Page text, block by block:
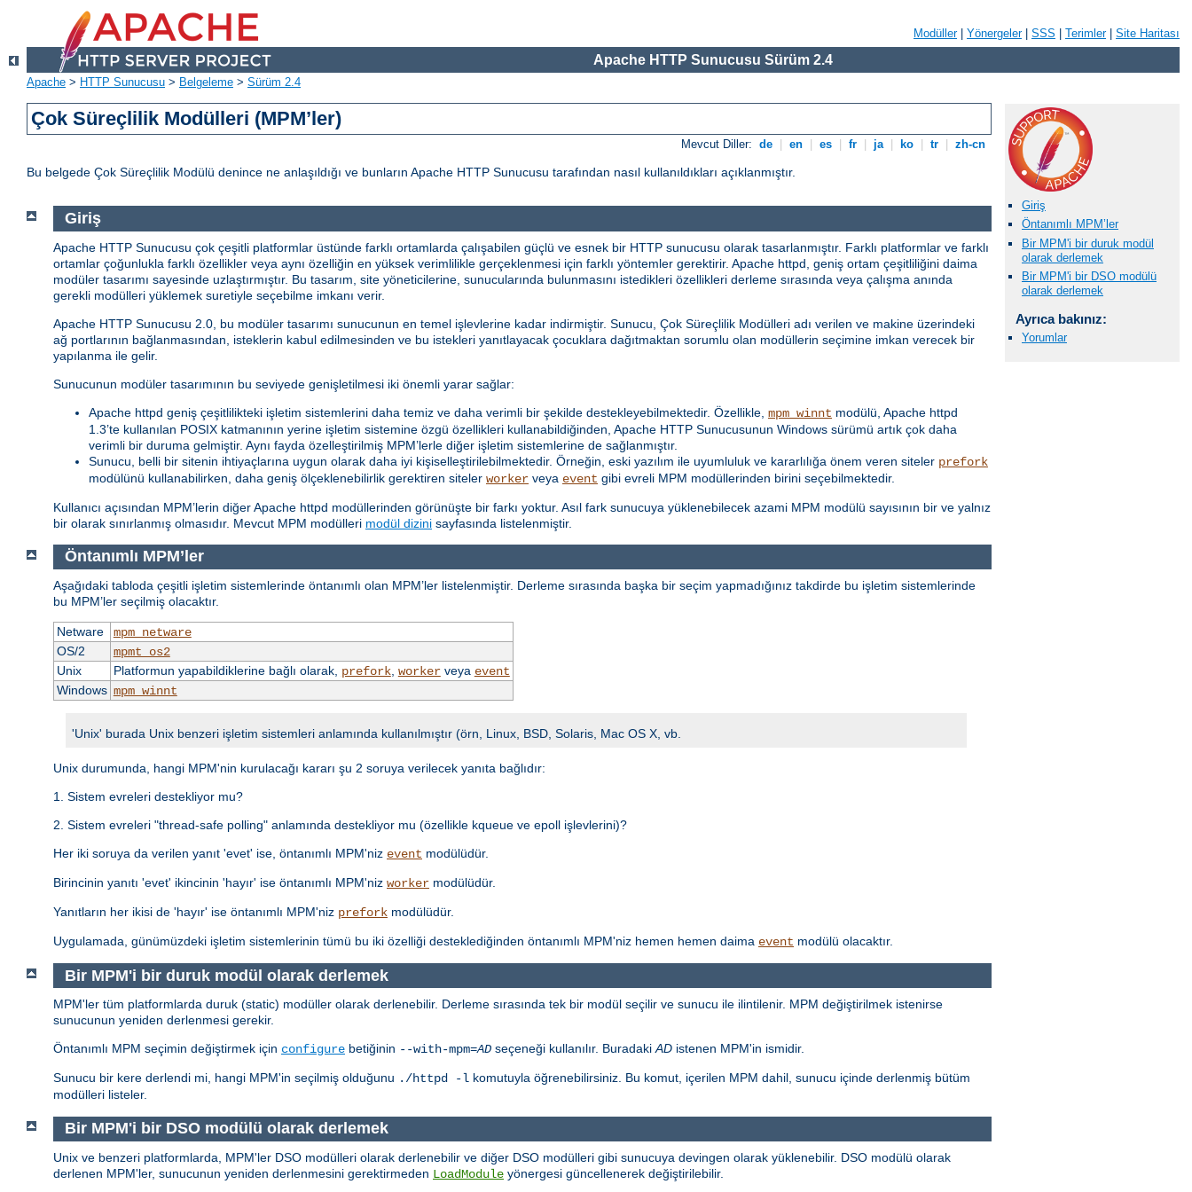
Modüller| Yönergeler| SSS Terimler| Site Haritası
Apache HTTP Sunucusu Sürüm 2.4
Apache > HTTP Sunucusu > Belgeleme > Sürüm 2.4
Çok Süreçlilik Modülleri (MPM’ler)
Mevcut Diller: de en es fr ja ko tr zh-cn
Bu belgede Çok Süreçlilik Modülü denince ne anlaşıldığı ve bunların Apache HTTP Sunucusu tarafından nasıl kullanıldıkları açıklanmıştır.
Giriş
Öntanımlı MPM’ler
Bir MPM'i bir duruk modül
olarak derlemek
Bir MPM'i bir DSO modülü
olarak derlemek
Ayrıca bakınız:
Yorumlar
Giriş
Apache HTTP Sunucusu çok çeşitli platformlar üstünde farklı ortamlarda çalışabilen güçlü ve esnek bir HTTP sunucusu olarak tasarlanmıştır. Farklı platformlar ve farklı
ortamlar çoğunlukla farklı özellikler veya aynı özelliğin en yüksek verimlilikle gerçeklenmesi için farklı yöntemler gerektirir. Apache httpd, geniş ortam çeşitliliğini daima
modüler tasarımı sayesinde uzlaştırmıştır. Bu tasarım, site yöneticilerine, sunucularında bulunmasını istedikleri özellikleri derleme sırasında veya çalışma anında
gerekli modülleri yüklemek suretiyle seçebilme imkanı verir.
Apache HTTP Sunucusu 2.0, bu modüler tasarımı sunucunun en temel işlevlerine kadar indirmiştir. Sunucu, Çok Süreçlilik Modülleri adı verilen ve makine üzerindeki
ağ portlarının bağlanmasından, isteklerin kabul edilmesinden ve bu istekleri yanıtlayacak çocuklara dağıtmaktan sorumlu olan modüllerin seçimine imkan verecek bir
yapılanma ile gelir.
Sunucunun modüler tasarımının bu seviyede genişletilmesi iki önemli yarar sağlar:
Apache httpd geniş çeşitlilikteki işletim sistemlerini daha temiz ve daha verimli bir şekilde destekleyebilmektedir. Özellikle, mpm_winnt modülü, Apache httpd
1.3’te kullanılan POSIX katmanının yerine işletim sistemine özgü özellikleri kullanabildiğinden, Apache HTTP Sunucusunun Windows sürümü artık çok daha
verimli bir duruma gelmiştir. Aynı fayda özelleştirilmiş MPM’lerle diğer işletim sistemlerine de sağlanmıştır.
Sunucu, belli bir sitenin ihtiyaçlarına uygun olarak daha iyi kişiselleştirilebilmektedir. Örneğin, eski yazılım ile uyumluluk ve kararlılığa önem veren siteler prefork
modülünü kullanabilirken, daha geniş ölçeklenebilirlik gerektiren siteler worker veya event gibi evreli MPM modüllerinden birini seçebilmektedir.
Kullanıcı açısından MPM’lerin diğer Apache httpd modüllerinden görünüşte bir farkı yoktur. Asıl fark sunucuya yüklenebilecek azami MPM modülü sayısının bir ve yalnız
bir olarak sınırlanmış olmasıdır. Mevcut MPM modülleri modül dizini sayfasında listelenmiştir.
Öntanımlı MPM’ler
Aşağıdaki tabloda çeşitli işletim sistemlerinde öntanımlı olan MPM’ler listelenmiştir. Derleme sırasında başka bir seçim yapmadığınız takdirde bu işletim sistemlerinde
bu MPM’ler seçilmiş olacaktır.
Netware
mpm_netware
OS/2
mpmt_os2
Unix
Platformun yapabildiklerine bağlı olarak, prefork, workerveya event
Windows mpm_winnt
'Unix' burada Unix benzeri işletim sistemleri anlamında kullanılmıştır (örn, Linux, BSD, Solaris, Mac OS X, vb.
Unix durumunda, hangi MPM'nin kurulacağı kararı şu 2 soruya verilecek yanıta bağlıdır:
1. Sistem evreleri destekliyor mu?
2. Sistem evreleri "thread-safe polling" anlamında destekliyor mu (özellikle kqueue ve epoll işlevlerini)?
Her iki soruya da verilen yanıt 'evet' ise, öntanımlı MPM'niz event modülüdür.
Birincinin yanıtı 'evet' ikincinin 'hayır' ise öntanımlı MPM'niz worker modülüdür.
Yanıtların her ikisi de 'hayır' ise öntanımlı MPM'niz prefork modülüdür.
Uygulamada, günümüzdeki işletim sistemlerinin tümü bu iki özelliği desteklediğinden öntanımlı MPM'niz hemen hemen daima event modülü olacaktır.
Bir MPM'i bir duruk modül olarak derlemek
MPM'ler tüm platformlarda duruk (static) modüller olarak derlenebilir. Derleme sırasında tek bir modül seçilir ve sunucu ile ilintilenir. MPM değiştirilmek istenirse
sunucunun yeniden derlenmesi gerekir.
Öntanımlı MPM seçimin değiştirmek için configure betiğinin --with-mpm=AD seçeneği kullanılır. BuradakiAD istenen MPM'in ismidir.
Sunucu bir kere derlendi mi, hangi MPM'in seçilmiş olduğunu ./httpd -l komutuyla öğrenebilirsiniz. Bu komut, içerilen MPM dahil, sunucu içinde derlenmiş bütüm
modülleri listeler.
Bir MPM'i bir DSO modülü olarak derlemek
Unix ve benzeri platformlarda, MPM'ler DSO modülleri olarak derlenebilir ve diğer DSO modülleri gibi sunucuya devingen olarak yüklenebilir. DSO modülü olarak
derlenen MPM'ler, sunucunun yeniden derlenmesini gerektirmeden LoadModule yönergesi güncellenerek değiştirilebilir.